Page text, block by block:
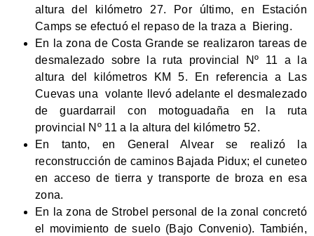
altura del kilómetro 27. Por último, en Estación
Camps se efectuó el repaso de la traza a Biering.
En la zona de Costa Grande se realizaron tareas de
desmalezado sobre la ruta provincial Nº 11 a la
altura del kilómetros KM 5. En referencia a Las
Cuevas una volante llevó adelante el desmalezado
de guardarrail con motoguadaña en la ruta
provincial Nº 11 a la altura del kilómetro 52.
En tanto, en General Alvear se realizó la
reconstrucción de caminos Bajada Pidux; el cuneteo
en acceso de tierra y transporte de broza en esa
zona.
En la zona de Strobel personal de la zonal concretó
el movimiento de suelo (Bajo Convenio). También,